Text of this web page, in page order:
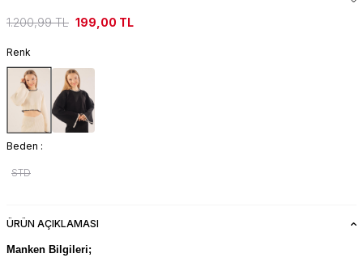
1.200,99TL 199,00 TL
Renk
Beden :
STD
ÜRÜN AÇIKLAMASI
Manken Bilgileri;